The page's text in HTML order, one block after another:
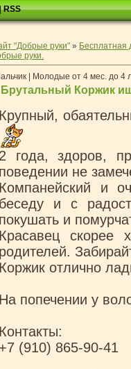
RSS
"Добрые руки" » Бесплатная
руки.
| Молодые от 4 мес. до 4
Брутальный Коржик
Крупный,
2 года, здоров,
поведении не
Компанейский и
беседу и с
покушать и
Красавец
родителей.
Коржик отлично
На попечении у
Контакты:
+7 (910) 865-90-41